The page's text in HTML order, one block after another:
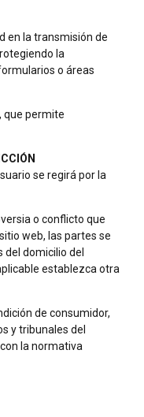
en la transmisión de
la
o áreas
que permite
se regirá por la
o conflicto que
web, las partes se
domicilio del
establezca otra
de consumidor,
y tribunales del
la normativa